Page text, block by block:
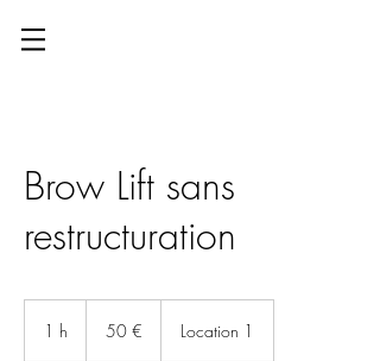
Brow Lift sans
restructuration
1 h 50 € Location 1